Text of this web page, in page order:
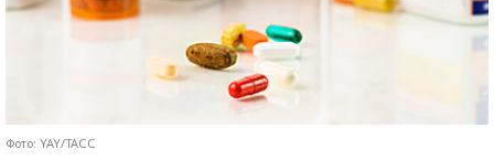
Фото: YAY/ТАСС